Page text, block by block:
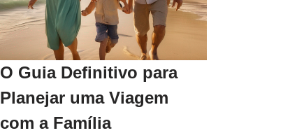
O Guia Definitivo para
Planejar uma Viagem
com a Família